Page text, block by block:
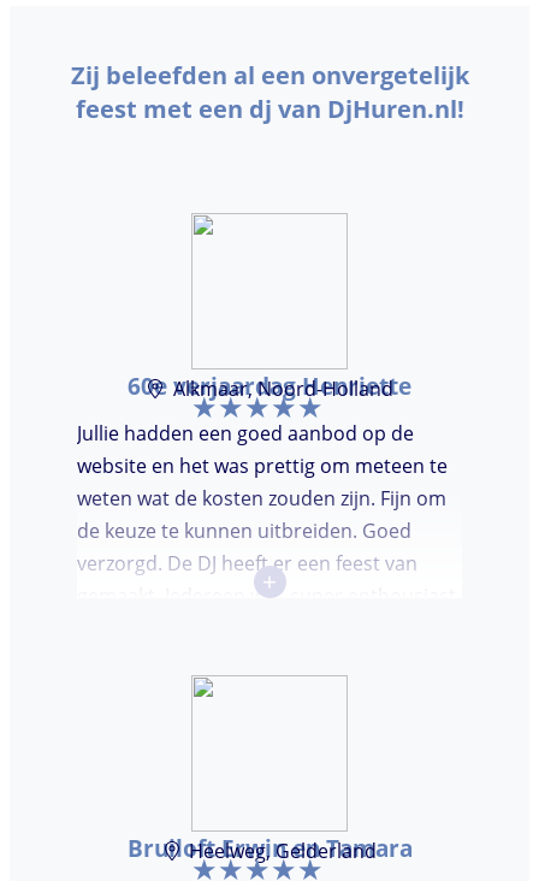
Zij beleefden al een onvergetelijk
feest met een dj van DjHuren.nl!
60e verjaardag Henriette
Alkmaar, Noord-Holland
Jullie hadden een goed aanbod op de
website en het was prettig om meteen te
weten wat de kosten zouden zijn. Fijn om
de keuze te kunnen uitbreiden. Goed
verzorgd. De DJ heeft er een feest van
gemaakt. Iedereen was super enthousiast,
over de DJ. Bij deze Marcel, top gedaan en
+
Bruiloft Erwin en Tamara
Heelweg, Gelderland